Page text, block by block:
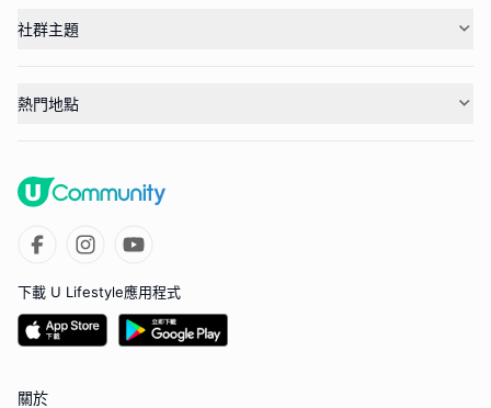
社群主題
熱門地點
下載 U Lifestyle應用程式
關於